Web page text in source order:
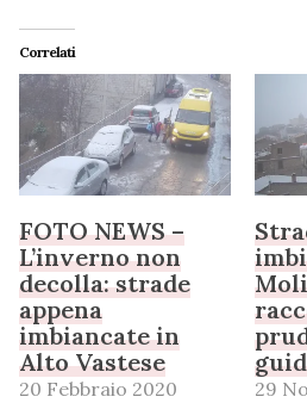
Correlati
FOTO NEWS –
L’inverno non
decolla: strade
appena
imbiancate in
Alto Vastese
20 Febbraio 2020
29